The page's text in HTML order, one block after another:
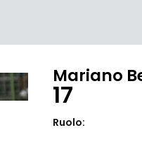
Mariano
17
Ruolo: